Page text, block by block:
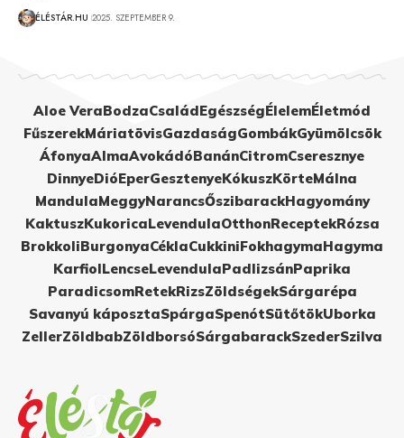
ÉLÉSTÁR.HU 2025. SZEPTEMBER 9.
Aloe VeraBodzaCsaládEgészségÉlelemÉletmód
FűszerekMáriatövisGazdaságGombákGyümölcsök
ÁfonyaAlmaAvokádóBanánCitromCseresznye
DinnyeDióEperGesztenyeKókuszKörteMálna
MandulaMeggyNarancsŐszibarackHagyomány
KaktuszKukoricaLevendulaOtthonReceptekRózsa
BrokkoliBurgonyaCéklaCukkiniFokhagymaHagyma
KarfiolLencseLevendulaPadlizsánPaprika
ParadicsomRetekRizsZöldségekSárgarépa
Savanyú káposztaSpárgaSpenótSütőtökUborka
ZellerZöldbabZöldborsóSárgabarackSzederSzilva